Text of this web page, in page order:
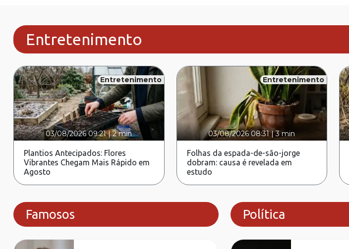
Entretenimento
Entretenimento
03/08/2026 09:21|2 min
Plantios Antecipados: Flores
Vibrantes Chegam Mais Rápido em
Agosto
Entretenimento
03/08/2026 08:31|3 min
Folhas da espada-de-são-jorge
dobram: causa é revelada em
estudo
Famosos Política